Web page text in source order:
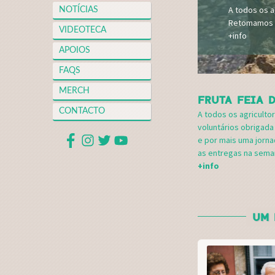
NOTÍCIAS
VIDEOTECA
APOIOS
FAQS
MERCH
CONTACTO
Hoodies e
+info
A todos os
+info
Desde o
o
Venham
+info
Conheça a
+info
Conheça a
+info
FRUTA FEIA
A todos os
voluntários
e por mais uma
as entregas na
+info
UM